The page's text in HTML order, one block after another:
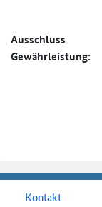
Ausschluss
Gewährleistung:
Kontakt